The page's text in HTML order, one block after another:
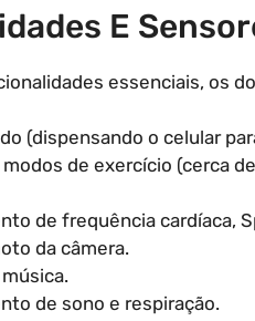
E
essenciais, os
(dispensando o celular
modos de exercício (cerca
de frequência cardíaca,
da câmera.
de sono e respiração.